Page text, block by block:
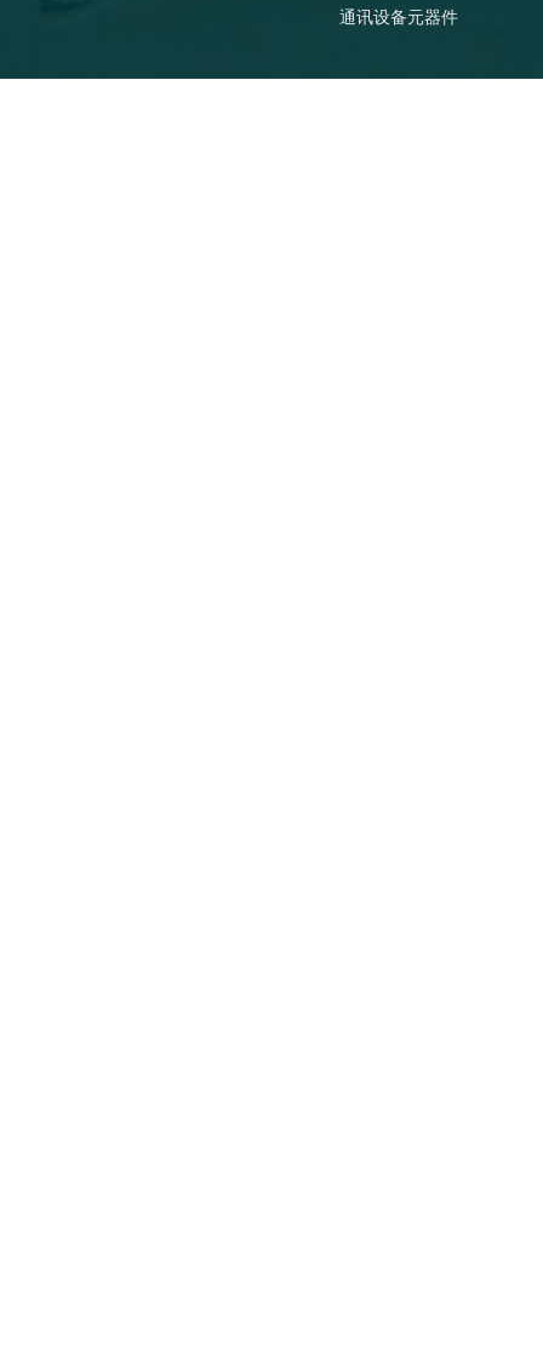
通讯设备元器件